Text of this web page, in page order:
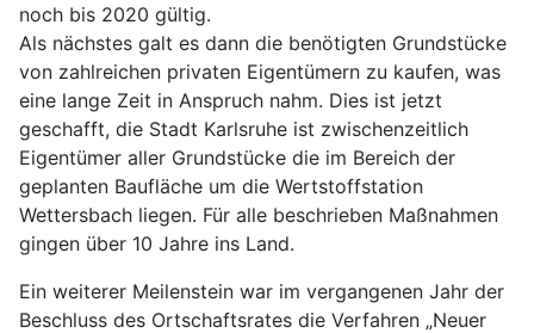
noch bis 2020 gültig.
Als nächstes galt es dann die benötigten Grundstücke
von zahlreichen privaten Eigentümern zu kaufen, was
eine lange Zeit in Anspruch nahm. Dies ist jetzt
geschafft, die Stadt Karlsruhe ist zwischenzeitlich
Eigentümer aller Grundstücke die im Bereich der
geplanten Baufläche um die Wertstoffstation
Wettersbach liegen. Für alle beschrieben Maßnahmen
gingen über 10 Jahre ins Land.
Ein weiterer Meilenstein war im vergangenen Jahr der
Beschluss des Ortschaftsrates die Verfahren „Neuer